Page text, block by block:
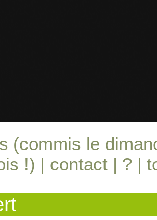
(commis le
!) | contact | ? |